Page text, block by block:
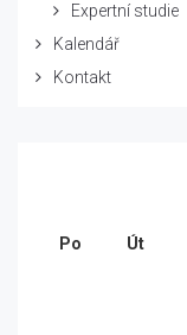
Expertní studie
Kalendář
Kontakt
Po Út